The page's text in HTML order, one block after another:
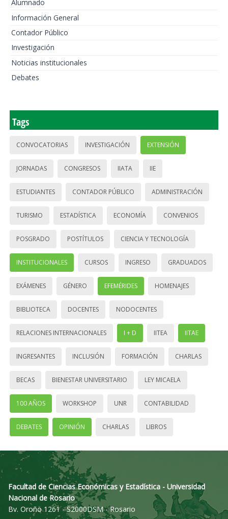
Alumnado
Información General
Contador Público
Investigación
Noticias institucionales
Debates
Tags
CONVOCATORIAS INVESTIGACIÓN EXTENSIÓN
JORNADAS CONGRESOS IIATA IIE
ESTUDIANTES CONTADOR PÚBLICO ADMINISTRACIÓN
TURISMO ESTADÍSTICA ECONOMÍA CONVENIOS
POSGRADO POSTÍTULOS CIENCIA Y TECNOLOGÍA
INSTITUCIONALES CURSOS INGRESO GRADUADOS
EXÁMENES GÉNERO EFEMÉRIDES HOMENAJES
BIBLIOTECA DOCENTES NODOCENTES
RELACIONES INTERNACIONALES I + D IITEA IITAE
INGRESANTES INCLUSIÓN FORMACIÓN CHARLAS
BECAS BIENESTAR UNIVERSITARIO LEY MICAELA
100 AÑOS WORKSHOP UNR CONTABILIDAD
DEBATES OPINIÓN CHARLAS LIBROS
Facultad de Ciencias Económicas y Estadística - Universidad
Nacional de Rosario
Bv. Oroño 1261 - S2000DSM - Rosario